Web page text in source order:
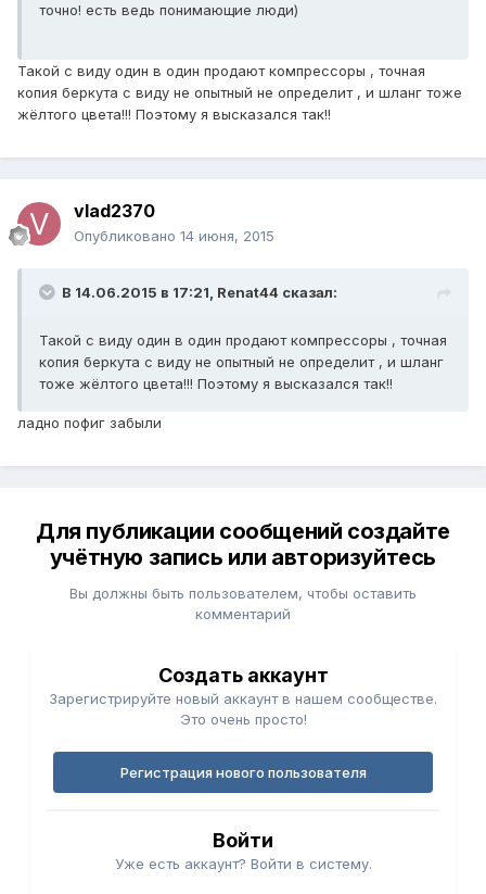
точно! есть ведь понимающие люди)
Такой с виду один в один продают компрессоры , точная
копия беркута с виду не опытный не определит , и шланг тоже
жёлтого цвета!!! Поэтому я высказался так!!
vlad2370
Опубликовано 14 июня, 2015
В 14.06.2015 в 17:21, Renat44 сказал:
Такой с виду один в один продают компрессоры , точная
копия беркута с виду не опытный не определит , и шланг
тоже жёлтого цвета!!! Поэтому я высказался так!!
ладно пофиг забыли
Для публикации сообщений создайте
учётную запись или авторизуйтесь
Вы должны быть пользователем, чтобы оставить
комментарий
Создать аккаунт
Зарегистрируйте новый аккаунт в нашем сообществе.
Это очень просто!
Регистрация нового пользователя
Войти
Уже есть аккаунт? Войти в систему.